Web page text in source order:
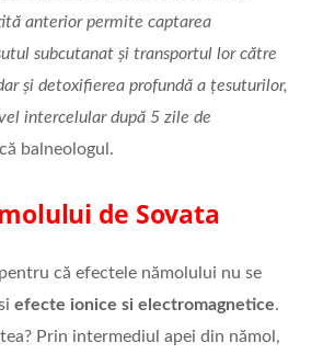
anterior permite captarea
subcutanat și transportul lor către
și detoxifierea profundă a țesuturilor,
intercelular după 5 zile de
balneologul.
de Sovata
că efectele nămolului nu se
efecte ionice si electromagnetice.
Prin intermediul apei din nămol,